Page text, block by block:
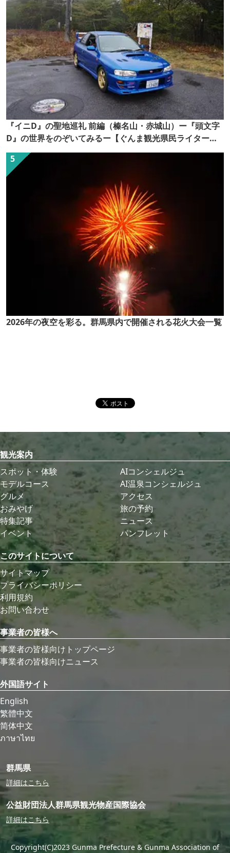
『イニD』の聖地巡礼 前編（榛名山・赤城山）ー『頭文字
D』の世界をのぞいてみるー【ぐんま観光県民ライター
（ぐん記者）】
2026年の夜空を彩る。群馬県内で開催される花火大会一覧
観光案内
スポット・体験
モデルコース
グルメ
おみやげ
特集記事
イベント
AIコンシェルジュ
AI温泉コンシェルジュ
アクセス
旅の予約
ニュース
パンフレット
このサイトについて
サイトマップ
プライバシーポリシー
利用規約
お問い合わせ
事業者の皆様へ
事業者の皆様向けトップページ
事業者の皆様向けニュース
外国語サイト
English
繁體中文
简体中文
ภาษาไทย
群馬県
詳細はこちら
公益財団法人群馬県観光物産国際協会
詳細はこちら
Copyright(C)2023 Gunma Prefecture & Gunma Association of